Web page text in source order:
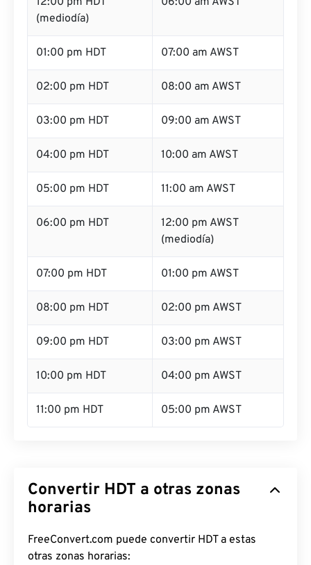
(mediodía)
01:00 pm HDT 07:00 am AWST
02:00 pm HDT 08:00 am AWST
03:00 pm HDT 09:00 am AWST
04:00 pm HDT 10:00 am AWST
05:00 pm HDT 11:00 am AWST
06:00 pm HDT
12:00 pm AWST
(mediodía)
07:00 pm HDT 01:00 pm AWST
08:00 pm HDT 02:00 pm AWST
09:00 pm HDT 03:00 pm AWST
10:00 pm HDT 04:00 pm AWST
11:00 pm HDT 05:00 pm AWST
Convertir HDT a otras zonas
horarias
FreeConvert.com puede convertir HDT a estas
otras zonas horarias: